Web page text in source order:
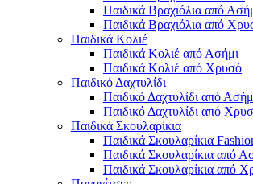
Παιδικά Βραχιόλια από
Παιδικά Βραχιόλια από
Παιδικά Κολιέ
Παιδικά Κολιέ από Ασήμι
Παιδικά Κολιέ από Χρυσό
Παιδικό Δαχτυλίδι
Παιδικό Δαχτυλίδι από
Παιδικό Δαχτυλίδι από
Παιδικά Σκουλαρίκια
Παιδικά Σκουλαρίκια
Παιδικά Σκουλαρίκια από
Παιδικά Σκουλαρίκια από